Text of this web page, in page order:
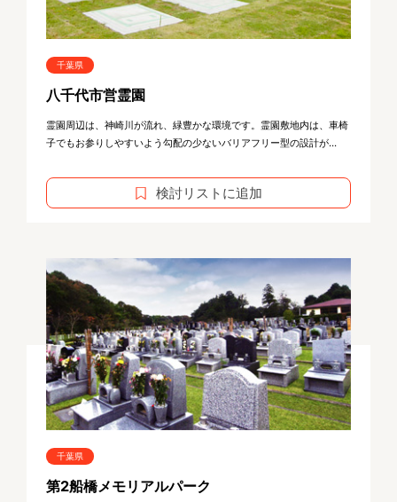
千葉県
八千代市営霊園
霊園周辺は、神崎川が流れ、緑豊かな環境です。霊園敷地内は、車椅
子でもお参りしやすいよう勾配の少ないバリアフリー型の設計が...
検討リストに追加
千葉県
第2船橋メモリアルパーク